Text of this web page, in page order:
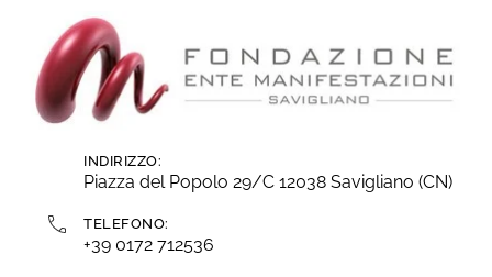
contenuti
INDIRIZZO:
Piazza del Popolo 29/C 12038 Savigliano (CN)
TELEFONO:
+39 0172 712536